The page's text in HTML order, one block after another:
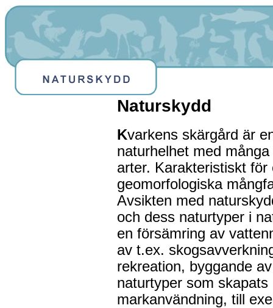
Naturskydd
Kvarkens skärgård är
naturhelhet med
arter. Karakteristiskt
geomorfologiska
Avsikten med
och dess naturtyper i
en försämring av
av t.ex.
rekreation, byggande
naturtyper som
markanvändning, till